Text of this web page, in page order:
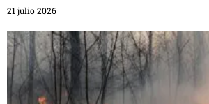
21 julio 2026